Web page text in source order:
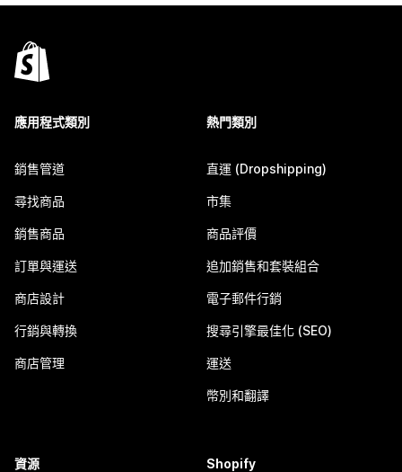
應用程式類別
銷售管道
尋找商品
銷售商品
訂單與運送
商店設計
行銷與轉換
商店管理
熱門類別
直運 (Dropshipping)
市集
商品評價
追加銷售和套裝組合
電子郵件行銷
搜尋引擎最佳化 (SEO)
運送
幣別和翻譯
資源 Shopify